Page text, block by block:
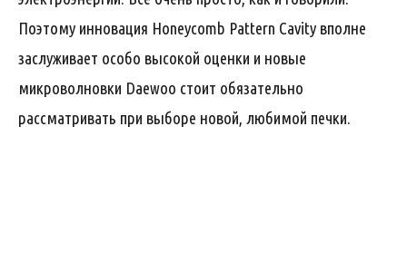
Поэтому инновация Honeycomb Pattern Cavity вполне
заслуживает особо высокой оценки и новые
микроволновки Daewoo стоит обязательно
рассматривать при выборе новой, любимой печки.